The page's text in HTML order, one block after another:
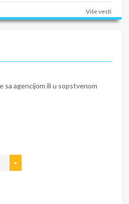
Više vesti
sa agencijom ili u sopstvenom